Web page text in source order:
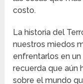
costo.
La historia del
nuestros miedos
enfrentarlos en
recuerda que aún
sobre el mundo